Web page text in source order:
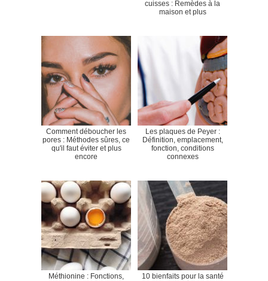
cuisses : Remèdes à la
maison et plus
Comment déboucher les
pores : Méthodes sûres, ce
qu'il faut éviter et plus
encore
Les plaques de Peyer :
Définition, emplacement,
fonction, conditions
connexes
Méthionine : Fonctions,
10 bienfaits pour la santé